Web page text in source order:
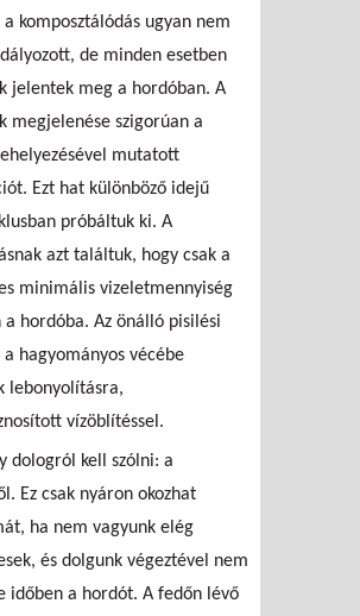
a komposztálódás ugyan nem
de minden esetben
jelentek meg a hordóban. A
megjelenése szigorúan a
mutatott
Ezt hat különböző idejű
próbáltuk ki. A
azt találtuk, hogy csak a
minimális vizeletmennyiség
a hordóba. Az önálló pisilési
a hagyományos vécébe
lebonyolításra,
vízöblítéssel.
dologról kell szólni: a
Ez csak nyáron okozhat
ha nem vagyunk elég
és dolgunk végeztével nem
időben a hordót. A fedőn lévő